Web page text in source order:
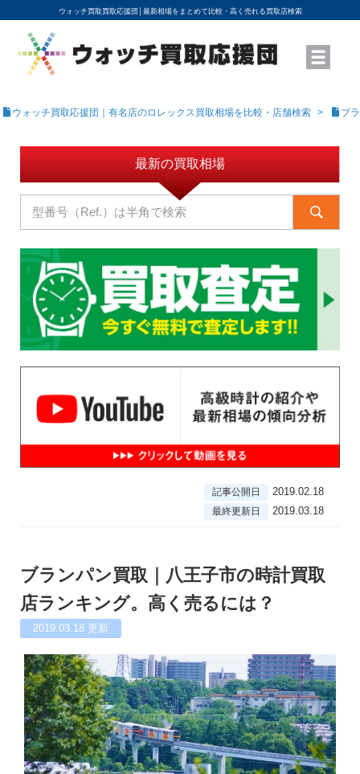
ウォッチ買取買取応援団│ 最新相場をまとめて比較・高く売れる買取店検索
YouTubeで動画を公開中
ROLEXモデル名から買取相場を調べる
高級時計ブランド名から買取相場を調べる
地域から買取店を探す
店舗名から買取店を探す
ブランド時計を高く売る方法
買取査定を依頼する
ウォッチ買取応援団｜有名店のロレックス買取相場を比較・店舗検索 ブ
最新の買取相場
記事公開日 2019.02.18
最終更新日 2019.03.18
ブランパン買取｜八王子市の時計買取
店ランキング。高く売るには？
2019.03.18 更新